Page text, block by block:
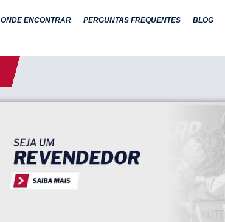
ONDE ENCONTRAR PERGUNTAS FREQUENTES BLOG